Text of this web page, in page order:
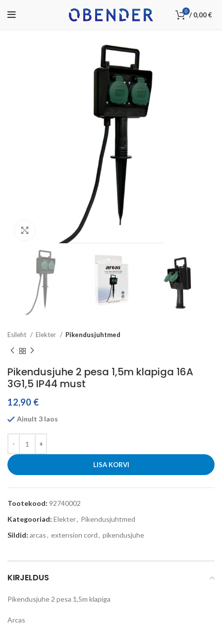
0 / 0,00€
Click to enlarge
Esileht Elekter Pikendusjuhtmed
Pikendusjuhe 2 pesa 1,5m klapiga 16A
3G1,5 IP44 must
12,90 €
Ainult 3 laos
LISA KORVI
Tootekood: 92740002
Kategooriad: Elekter, Pikendusjuhtmed
Sildid: arcas, extension cord, pikendusjuhe
KIRJELDUS
Pikendusjuhe 2 pesa 1,5m klapiga
Arcas